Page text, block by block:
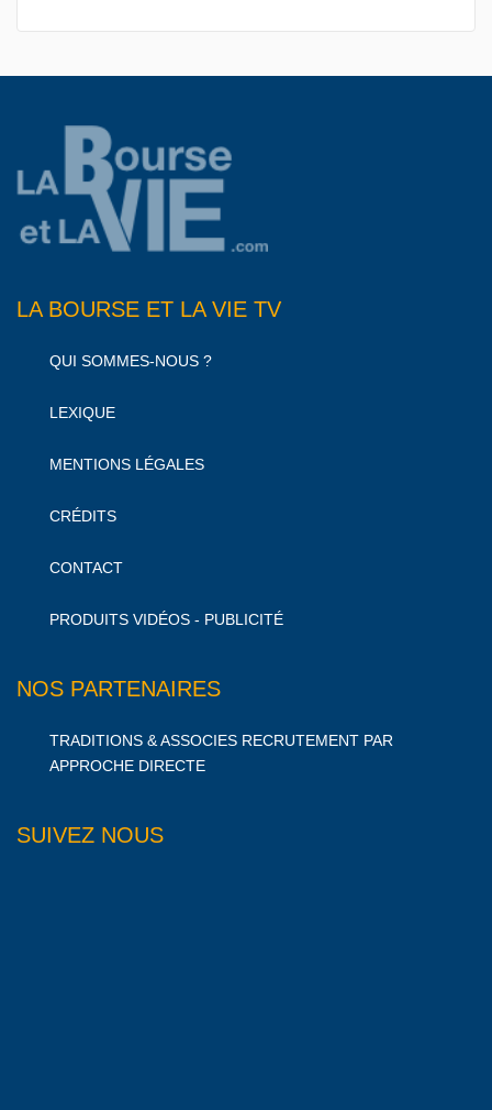
LA BOURSE ET LA VIE TV
QUI SOMMES-NOUS ?
LEXIQUE
MENTIONS LÉGALES
CRÉDITS
CONTACT
PRODUITS VIDÉOS - PUBLICITÉ
NOS PARTENAIRES
TRADITIONS & ASSOCIES RECRUTEMENT PAR
APPROCHE DIRECTE
SUIVEZ NOUS